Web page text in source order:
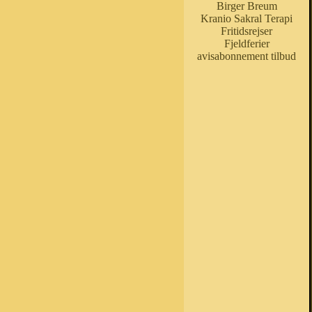
Birger Breum
Kranio Sakral Terapi
Fritidsrejser
Fjeldferier
avisabonnement tilbud